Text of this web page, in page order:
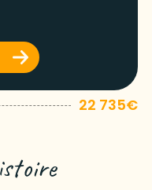
22 735€